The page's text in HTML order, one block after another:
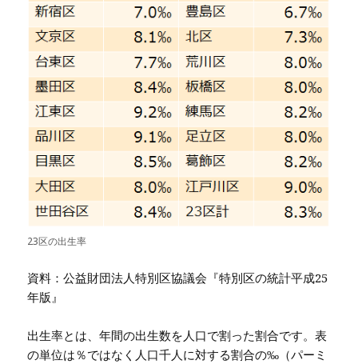
23区の出生率
資料：公益財団法人特別区協議会『特別区の統計平成25
年版』
出生率とは、年間の出生数を人口で割った割合です。表
の単位は％ではなく人口千人に対する割合の‰（パーミ